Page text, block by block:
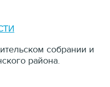
собрании и
района.